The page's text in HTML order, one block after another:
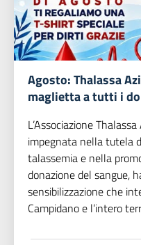
Agosto: Thalassa
maglietta a tutti i
L’Associazione
impegnata nella tutela
talassemia e nella
donazione del sangue,
sensibilizzazione che
Campidano e l’intero